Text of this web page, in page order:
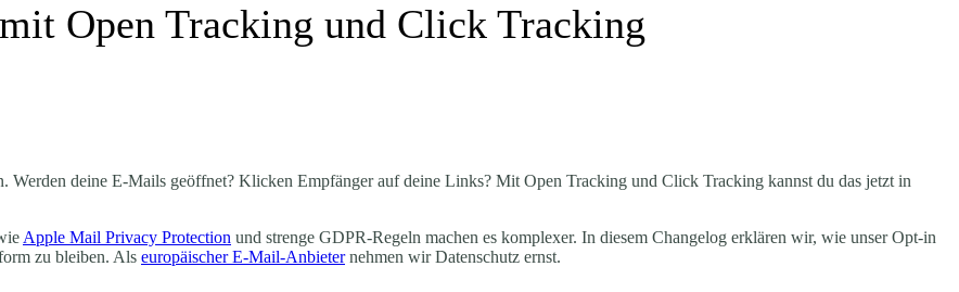
Open Tracking und Click Tracking
Werden deine E-Mails geöffnet? Klicken Empfänger auf deine Links? Mit Open Tracking und Click Tracking kannst du das jetzt in
Apple Mail Privacy Protection und strenge GDPR-Regeln machen es komplexer. In diesem Changelog erklären wir, wie unser Opt-in
zu bleiben. Als europäischer E-Mail-Anbieternehmen wir Datenschutz ernst.